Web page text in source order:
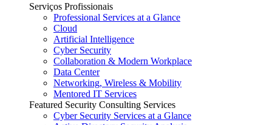
Serviços Profissionais
Professional Services at a Glance
Cloud
Artificial Intelligence
Cyber Security
Collaboration & Modern Workplace
Data Center
Networking, Wireless & Mobility
Mentored IT Services
Featured Security Consulting Services
Cyber Security Services at a Glance